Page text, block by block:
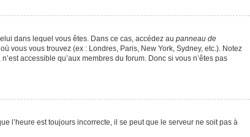
dans lequel vous êtes. Dans ce cas, accédez au panneau de
vous vous trouvez (ex : Londres, Paris, New York, Sydney, etc.). Notez
accessible qu’aux membres du forum. Donc si vous n’êtes pas
l’heure est toujours incorrecte, il se peut que le serveur ne soit pas à